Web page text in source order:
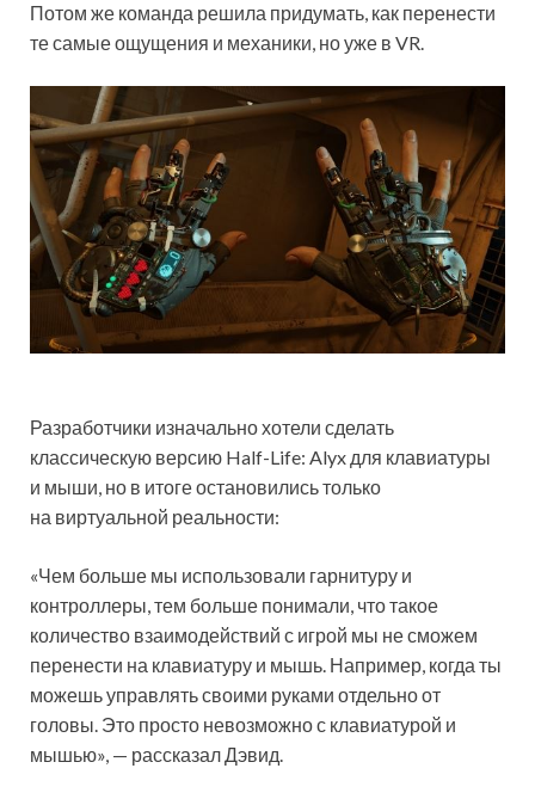
Потом же команда решила придумать, как перенести
те самые ощущения и механики, но уже в VR.
Разработчики изначально хотели сделать
классическую версию Half-Life: Alyx для клавиатуры
и мыши, но в итоге остановились только
на виртуальной реальности:
«Чем больше мы использовали гарнитуру и
контроллеры, тем больше понимали, что такое
количество взаимодействий с игрой мы не сможем
перенести на клавиатуру и мышь. Например, когда ты
можешь управлять своими руками отдельно от
головы. Это просто невозможно с клавиатурой и
мышью», — рассказал Дэвид.